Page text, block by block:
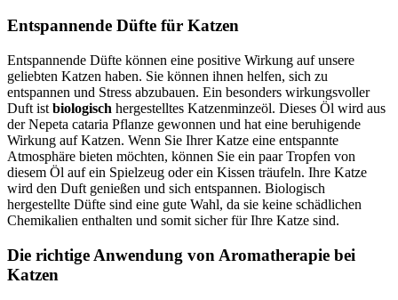
Entspannende Düfte für Katzen
Entspannende Düfte können eine positive Wirkung auf unsere
geliebten Katzen haben. Sie können ihnen helfen, sich zu
entspannen und Stress abzubauen. Ein besonders wirkungsvoller
Duft ist biologisch hergestelltes Katzenminzeöl. Dieses Öl wird aus
der Nepeta cataria Pflanze gewonnen und hat eine beruhigende
Wirkung auf Katzen. Wenn Sie Ihrer Katze eine entspannte
Atmosphäre bieten möchten, können Sie ein paar Tropfen von
diesem Öl auf ein Spielzeug oder ein Kissen träufeln. Ihre Katze
wird den Duft genießen und sich entspannen. Biologisch
hergestellte Düfte sind eine gute Wahl, da sie keine schädlichen
Chemikalien enthalten und somit sicher für Ihre Katze sind.
Die richtige Anwendung von Aromatherapie bei
Katzen